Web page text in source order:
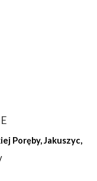
Poręby, Jakuszyc,